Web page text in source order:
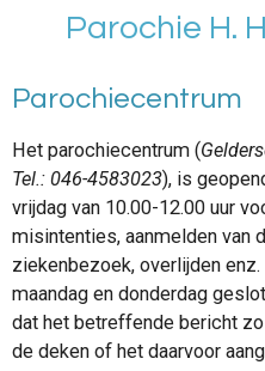
de
hoofdinhoud
Parochie H.
Parochiecentrum
Het parochiecentrum (
Tel.: 046-4583023), is
vrijdag van 10.00-12.00 uur
misintenties, aanmelden van
ziekenbezoek, overlijden
maandag en donderdag
dat het betreffende bericht
de deken of het daarvoor